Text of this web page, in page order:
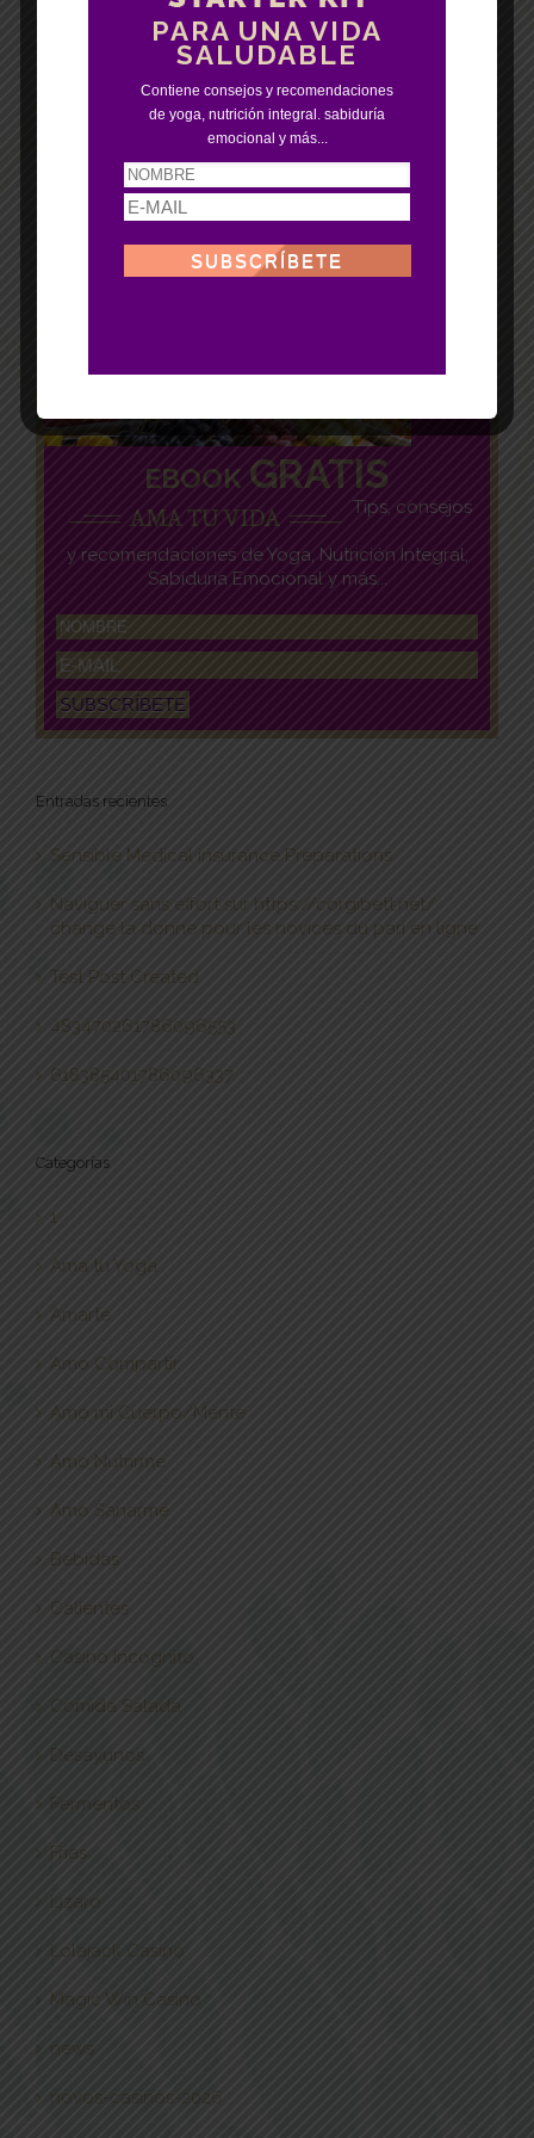
EBOOK GRATIS
Tips, consejos
y recomendaciones de Yoga, Nutrición Integral,
Sabiduría Emocional y más...
Entradas recientes
Sensible Medical insurance Preparations
Naviguer sans effort sur https://corgibett.net/
change la donne pour les novices du pari en ligne
Test Post Created
483470261786096553
618385401786096337
Categorías
1
Ama tu Yoga
Amarte
Amo Compartir
Amo mi Cuerpo/Mente
Amo Nutrirme
Amo Sanarme
Bebidas
Calientes
Casino Incognito
Comida Salada
Desayunos
Fermentos
Frías
Lizaro
Lolajack Casino
Magic Win Casino
news
novos-casinos-2026
PARA UNA VIDA
SALUDABLE
Contiene consejos y recomendaciones
de yoga, nutrición integral. sabiduría
emocional y más...